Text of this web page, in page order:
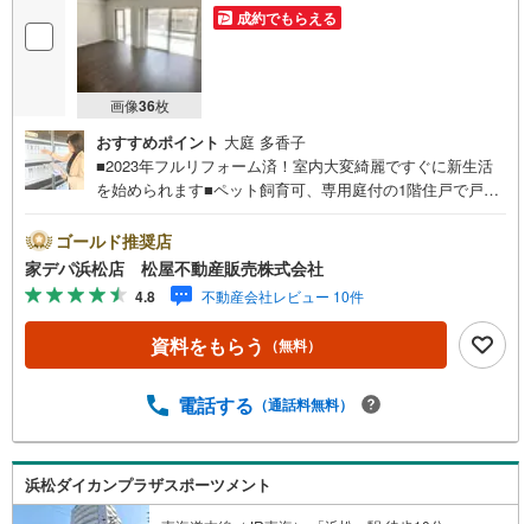
画像36枚
成約でもらえる
おすすめポイント 大庭 多香子
■2023年フルリフォーム済！室内大変綺麗ですぐに新生活
を始められます■ペット飼育可、専用庭付の1階住戸で戸建
なども徒歩圏内に揃い、生活環境も良好です■LDK約19.2帖
＋全室フローリングでゆとりある住空間●松屋不動産販売株
式会社 家デパのつよみ●・浜松市中央区に特化し浜名区ま
で幅広い物件を取り扱っています！浜松市の物件ならおま
かせください。新築戸建、中古戸建、中古マンション、土
地をお客様のご希望に合わせてご提案いたします！・中古
0％という多くの方々がリフォームを行っています。新築購
ます。・キッズスペース用意しております。ぜひご家族そ
ろってご来場ください。・営業時間 午前9時00分～午後6時
30分 （定休日:水曜日）この時間帯はお電話でのお問い合
ゴールド推奨店
家デパ浜松店 松屋不動産販売株式会社
4.8 不動産会社レビュー 10件
資料をもらう （無料）
電話する （通話料無料）
浜松ダイカンプラザスポーツメント